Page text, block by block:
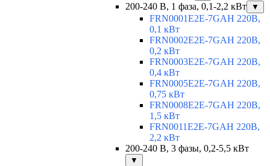
200-240 В, 1 фаза, 0,1-2,2 кВт ▼
FRN0001E2E-7GAH 220В,
0,1 кВт
FRN0002E2E-7GAH 220В,
0,2 кВт
FRN0003E2E-7GAH 220В,
0,4 кВт
FRN0005E2E-7GAH 220В,
0,75 кВт
FRN0008E2E-7GAH 220В,
1,5 кВт
FRN0011E2E-7GAH 220В,
2,2 кВт
200-240 В, 3 фазы, 0,2-5,5 кВт
▼